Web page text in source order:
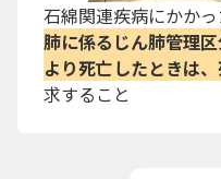
石綿関連疾病にかか
肺に係るじん肺管理
より死亡したときは
求すること